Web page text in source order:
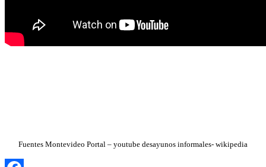
Fuentes Montevideo Portal – youtube desayunos informales- wikipedia